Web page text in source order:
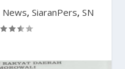
News, SiaranPers, SN